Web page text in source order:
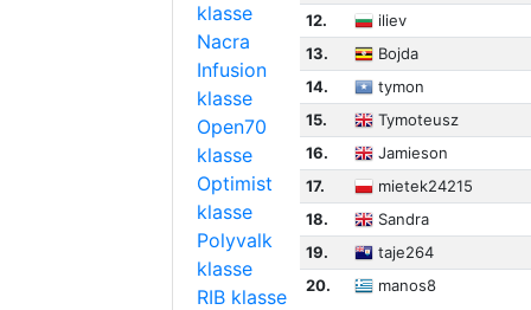
klasse
Nacra
Infusion
klasse
Open70
klasse
Optimist
klasse
Polyvalk
klasse
RIB klasse
12.
iliev
13.
Bojda
14.
tymon
15.
Tymoteusz
16.
Jamieson
17.
mietek24215
18.
Sandra
19.
taje264
20.
manos8